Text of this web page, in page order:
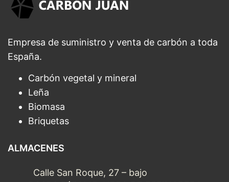
Empresa de suministro y venta de carbón a toda
España.
Carbón vegetal y mineral
Leña
Biomasa
Briquetas
ALMACENES
Calle San Roque, 27 – bajo